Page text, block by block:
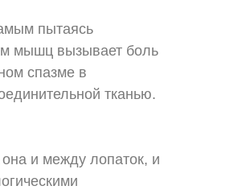
пытаясь
мышц вызывает боль
спазме в
тканью.
и между лопаток, и